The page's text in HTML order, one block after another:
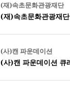
(재)속초문화관광재단
(재)속초문화관광재
(사)캔 파운데이션
(사)캔 파운데이션 큐